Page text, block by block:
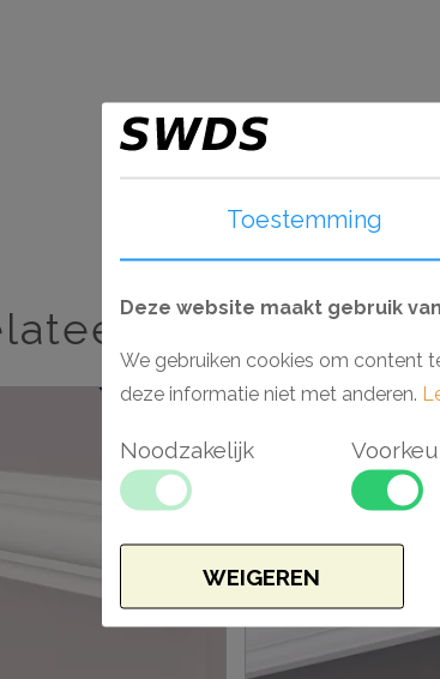
artikelen
Aanbieding
Toestemming
Deze website maakt gebruik
We gebruiken cookies om content
deze informatie niet met anderen.
Noodzakelijk
WEIGEREN